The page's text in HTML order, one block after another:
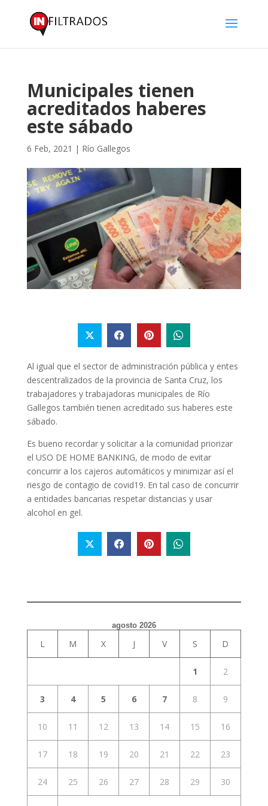
Municipales tienen
acreditados haberes
este sábado
6 Feb, 2021 | Río Gallegos
Al igual que el sector de administración pública y entes
descentralizados de la provincia de Santa Cruz, los
trabajadores y trabajadoras municipales de Río
Gallegos también tienen acreditado sus haberes este
sábado.
Es bueno recordar y solicitar a la comunidad priorizar
el USO DE HOME BANKING, de modo de evitar
concurrir a los cajeros automáticos y minimizar así el
riesgo de contagio de covid19. En tal caso de concurrir
a entidades bancarias respetar distancias y usar
alcohol en gel.
agosto 2026
L M X J V S D
1 2
3 4 5 6 7 8 9
10 11 12 13 14 15 16
17 18 19 20 21 22 23
24 25 26 27 28 29 30